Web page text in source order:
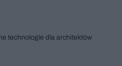
technologie dla architektów